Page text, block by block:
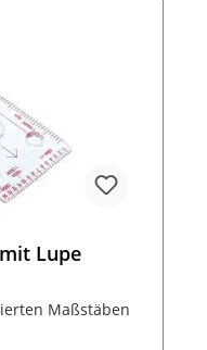
Lupe
Maßstäben